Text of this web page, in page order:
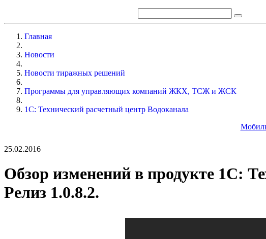
Главная
Новости
Новости тиражных решений
Программы для управляющих компаний ЖКХ, ТСЖ и ЖСК
1С: Технический расчетный центр Водоканала
25.02.2016
Обзор изменений в продукте 1С:
Релиз 1.0.8.2.